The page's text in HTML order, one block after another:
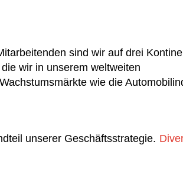
sind wir auf drei
wir in unserem weltweiten
wie die
unserer Geschäftsstrategie.